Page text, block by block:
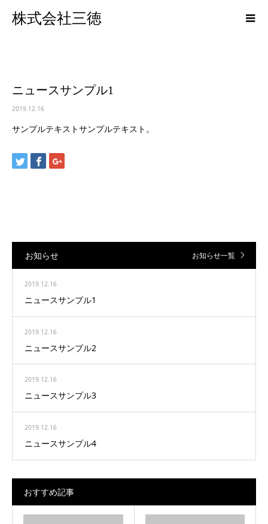
株式会社三徳
ニュースサンプル1
2019.12.16
サンプルテキストサンプルテキスト。
お知らせ お知らせ一覧
2019.12.16
ニュースサンプル1
2019.12.16
ニュースサンプル2
2019.12.16
ニュースサンプル3
2019.12.16
ニュースサンプル4
おすすめ記事